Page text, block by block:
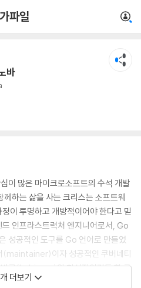
파일
바
이 많은 마이크로소프트의 수석 개발
하는 삶을 사는 크리스는 소프트웨
이 투명하고 개방적이어야 한다고 믿
인프라스트럭처 엔지니어로서, Go
성공적인 도구를 Go 언어로 만들었
(maintainer)이자 성공적인 쿠버네티
콘(kubicorn)의 창시자이기도 한 크
그룹(SIG, Special Interest Group)
더보기